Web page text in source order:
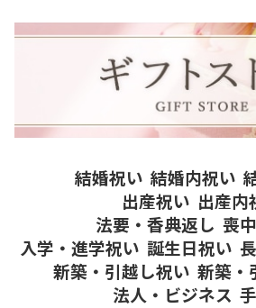
結婚祝い 結婚内祝い
出産祝い 出産内
法要・香典返し 喪
入学・進学祝い 誕生日祝い
新築・引越し祝い 新築・
法人・ビジネス